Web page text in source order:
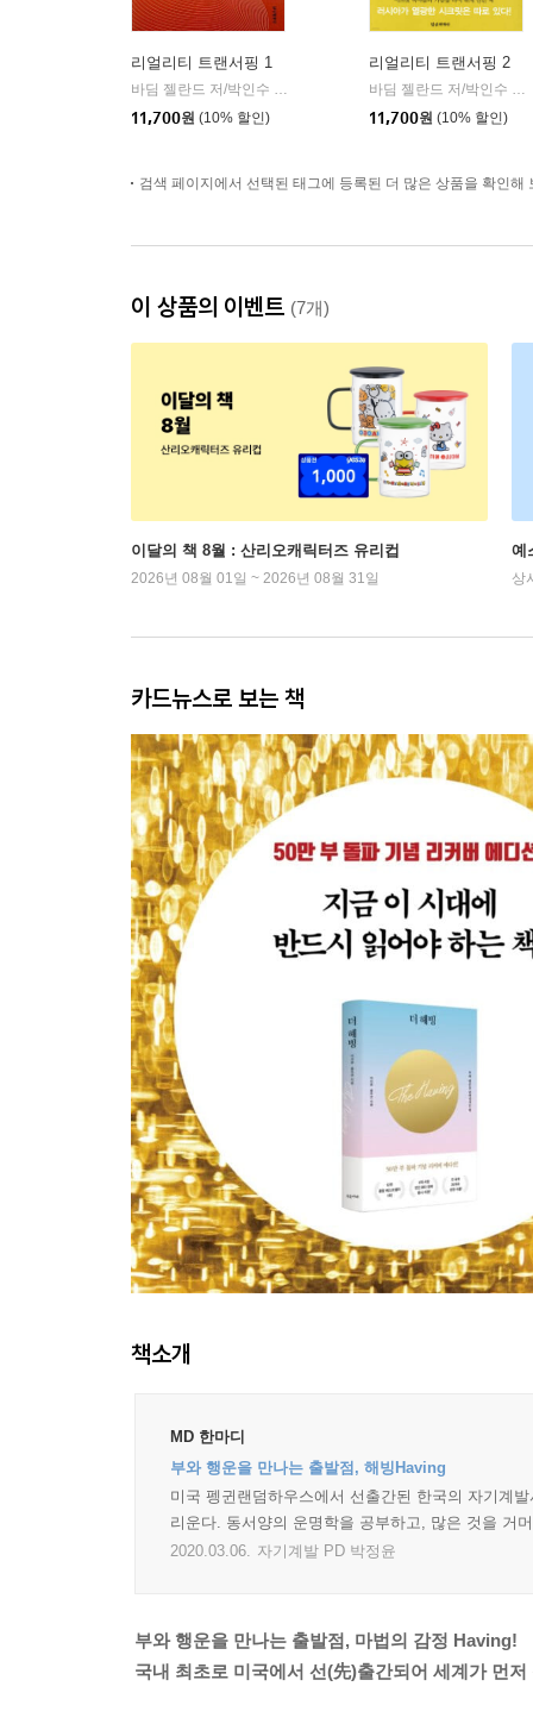
리얼리티 트랜서핑 1
바딤 젤란드 저/박인수 역
11,700원 (10% 할인)
리얼리티 트랜서핑 2
바딤 젤란드 저/박인수 역
11,700원 (10% 할인)
검색 페이지에서 선택된 태그에 등록된 더 많은 상품을 확인해
이 상품의 이벤트 (7개)
이달의 책 8월 : 산리오캐릭터즈 유리컵
2026년 08월 01일 ~ 2026년 08월 31일
예
상
카드뉴스로 보는 책
책소개
MD 한마디
부와 행운을 만나는 출발점, 해빙Having
미국 펭귄랜덤하우스에서 선출간된 한국의 자기계
리운다. 동서양의 운명학을 공부하고, 많은 것을 거
2020.03.06. 자기계발 PD 박정윤
부와 행운을 만나는 출발점, 마법의 감정 Having!
국내 최초로 미국에서 선(先)출간되어 세계가 먼